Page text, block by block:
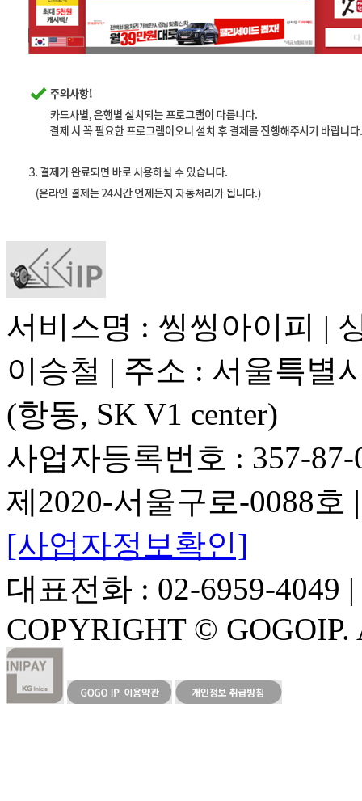
서비스명 : 씽씽아이피 |
이승철 | 주소 : 서울특별
(항동, SK V1 center)
사업자등록번호 : 357-
제2020-서울구로-0088
[사업자정보확인]
대표전화 : 02-6959-4049
COPYRIGHT ©